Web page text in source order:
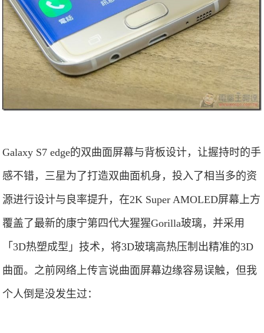
Galaxy S7 edge的双曲面屏幕与背板设计，让握持时的手
感不错，三星为了打造双曲面机身，投入了相当多的资
源进行设计与良率提升，在2K Super AMOLED屏幕上方
覆盖了最新的康宁第四代大猩猩Gorilla玻璃，并采用
「3D热塑成型」技术，将3D玻璃高热压制出精准的3D
曲面。之前网络上传言说曲面屏幕边缘容易误触，但我
个人倒是没发生过：